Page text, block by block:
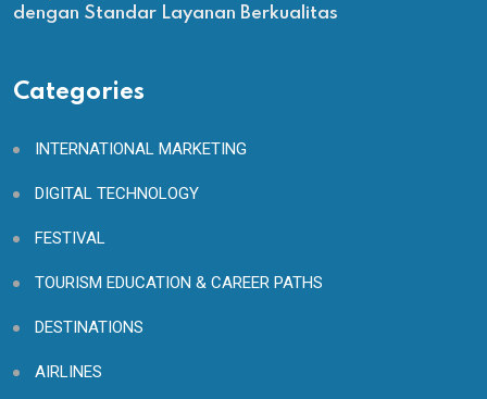
dengan Standar Layanan Berkualitas
Categories
INTERNATIONAL MARKETING
DIGITAL TECHNOLOGY
FESTIVAL
TOURISM EDUCATION & CAREER PATHS
DESTINATIONS
AIRLINES